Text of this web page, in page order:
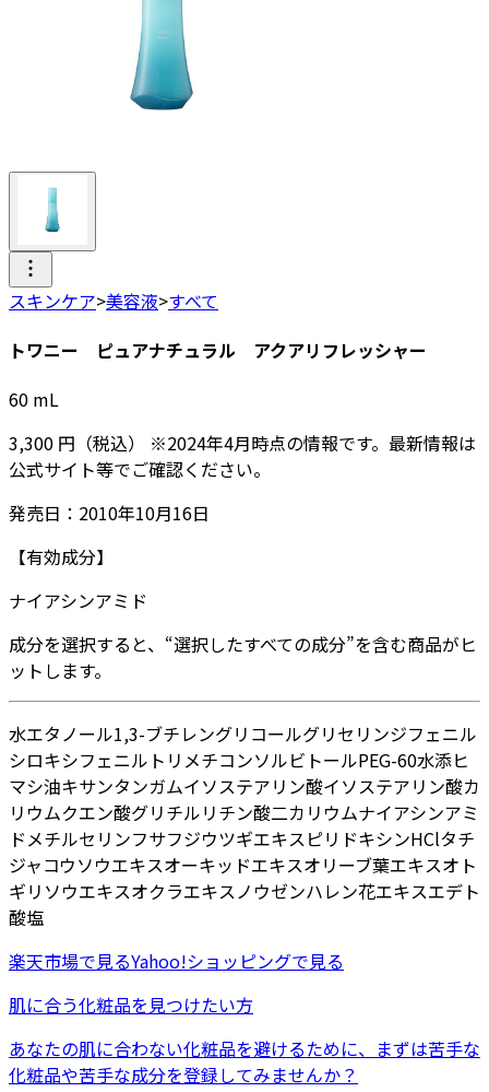
スキンケア>美容液>すべて
トワニー ピュアナチュラル アクアリフレッシャー
60 mL
3,300 円 （税込） ※2024年4月時点の情報です。最新情報は
公式サイト等でご確認ください。
発売日： 2010年10月16日
【有効成分】
ナイアシンアミド
成分を選択すると、“選択したすべての成分”を含む商品がヒ
ットします。
水エタノール1,3-ブチレングリコールグリセリンジフェニル
シロキシフェニルトリメチコンソルビトールPEG-60水添ヒ
マシ油キサンタンガムイソステアリン酸イソステアリン酸カ
リウムクエン酸グリチルリチン酸二カリウムナイアシンアミ
ドメチルセリンフサフジウツギエキスピリドキシンHClタチ
ジャコウソウエキスオーキッドエキスオリーブ葉エキスオト
ギリソウエキスオクラエキスノウゼンハレン花エキスエデト
酸塩
楽天市場で見るYahoo!ショッピングで見る
肌に合う化粧品を見つけたい方
あなたの肌に合わない化粧品を避けるために、まずは苦手な
化粧品や苦手な成分を登録してみませんか？